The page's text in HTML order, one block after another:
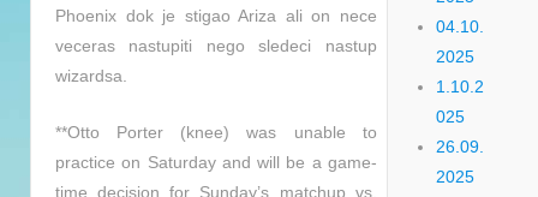
Phoenix dok je stigao Ariza ali on nece
veceras nastupiti nego sledeci nastup
wizardsa.
**Otto Porter (knee) was unable to
practice on Saturday and will be a game-
time decision for Sunday’s matchup vs.
04.10.
2025
1.10.2
025
26.09.
2025